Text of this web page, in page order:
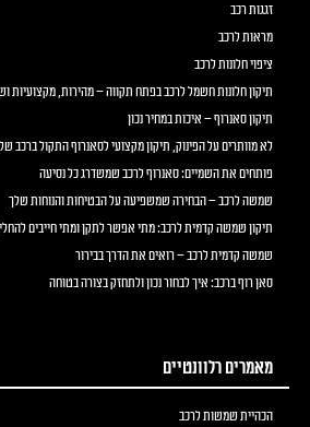
זגגות רכב
מראות לרכב
ציפוי חלונות לרכב
תיקון חלונות חשמל לרכב בפתח תקווה – מהירות, מקצועיות
תיקון סאנרוף – איכות במחיר נכון
לא מוותרים על הפינוק, תיקון מקצועי לסאנרוף התקול ברכב
פותחים את השמיים: סאנרוף לרכב שמשדרג כל נסיעה
שמשה לרכב – הבחירה שמשפיעה על הבטיחות והנוחות שלך
תיקון שמשה קדמית לרכב: מתי אפשר לתקן ומתי חייבים
שמשה קדמית לרכב – רואים את הדרך בבירור
סאן רוף ברכב: איך לבחור נכון ולתחזק בצורה בטוחה
מאמרים רלוונטיים
הכהיית שמשות לרכב